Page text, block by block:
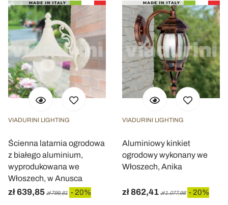
VIADURINI LIGHTING
Ścienna latarnia ogrodowa
z białego aluminium,
wyprodukowana we
Włoszech, w Anusca
zł 639,85 zł 799,81 - 20%
VIADURINI LIGHTING
Aluminiowy kinkiet
ogrodowy wykonany we
Włoszech, Anika
zł 862,41 zł 1.077,98 - 20%